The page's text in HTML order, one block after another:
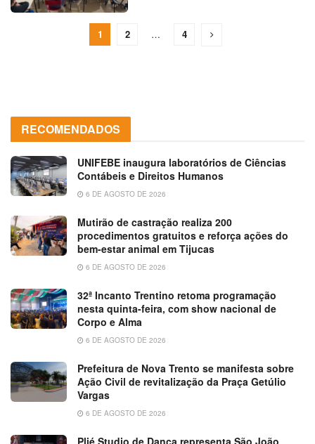
1 2 … 4
RECOMENDADOS
UNIFEBE inaugura laboratórios de Ciências
Contábeis e Direitos Humanos
6 DE AGOSTO DE 2026
Mutirão de castração realiza 200
procedimentos gratuitos e reforça ações do
bem-estar animal em Tijucas
6 DE AGOSTO DE 2026
32ª Incanto Trentino retoma programação
nesta quinta-feira, com show nacional de
Corpo e Alma
6 DE AGOSTO DE 2026
Prefeitura de Nova Trento se manifesta sobre
Ação Civil de revitalização da Praça Getúlio
Vargas
6 DE AGOSTO DE 2026
Plié Studio de Dança representa São João